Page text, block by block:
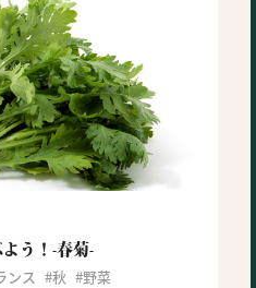
う！-春菊-
ンス 秋 野菜